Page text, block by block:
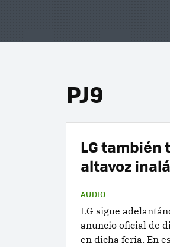
PJ9
LG también
altavoz
AUDIO
LG sigue
anuncio oficial de
en dicha feria. En